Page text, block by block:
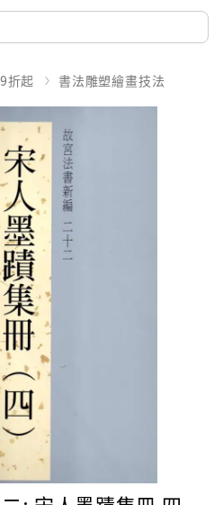
折起 書法雕塑繪畫技法